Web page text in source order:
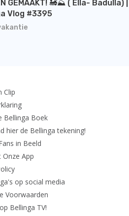
GEMAAKT! 🚂⛰️ ( Ella- Badulla) |
Vlog #3395
Clip
Bellinga Boek
hier de Bellinga tekening!
in Beeld
Onze App
op social media
Voorwaarden
Bellinga TV!